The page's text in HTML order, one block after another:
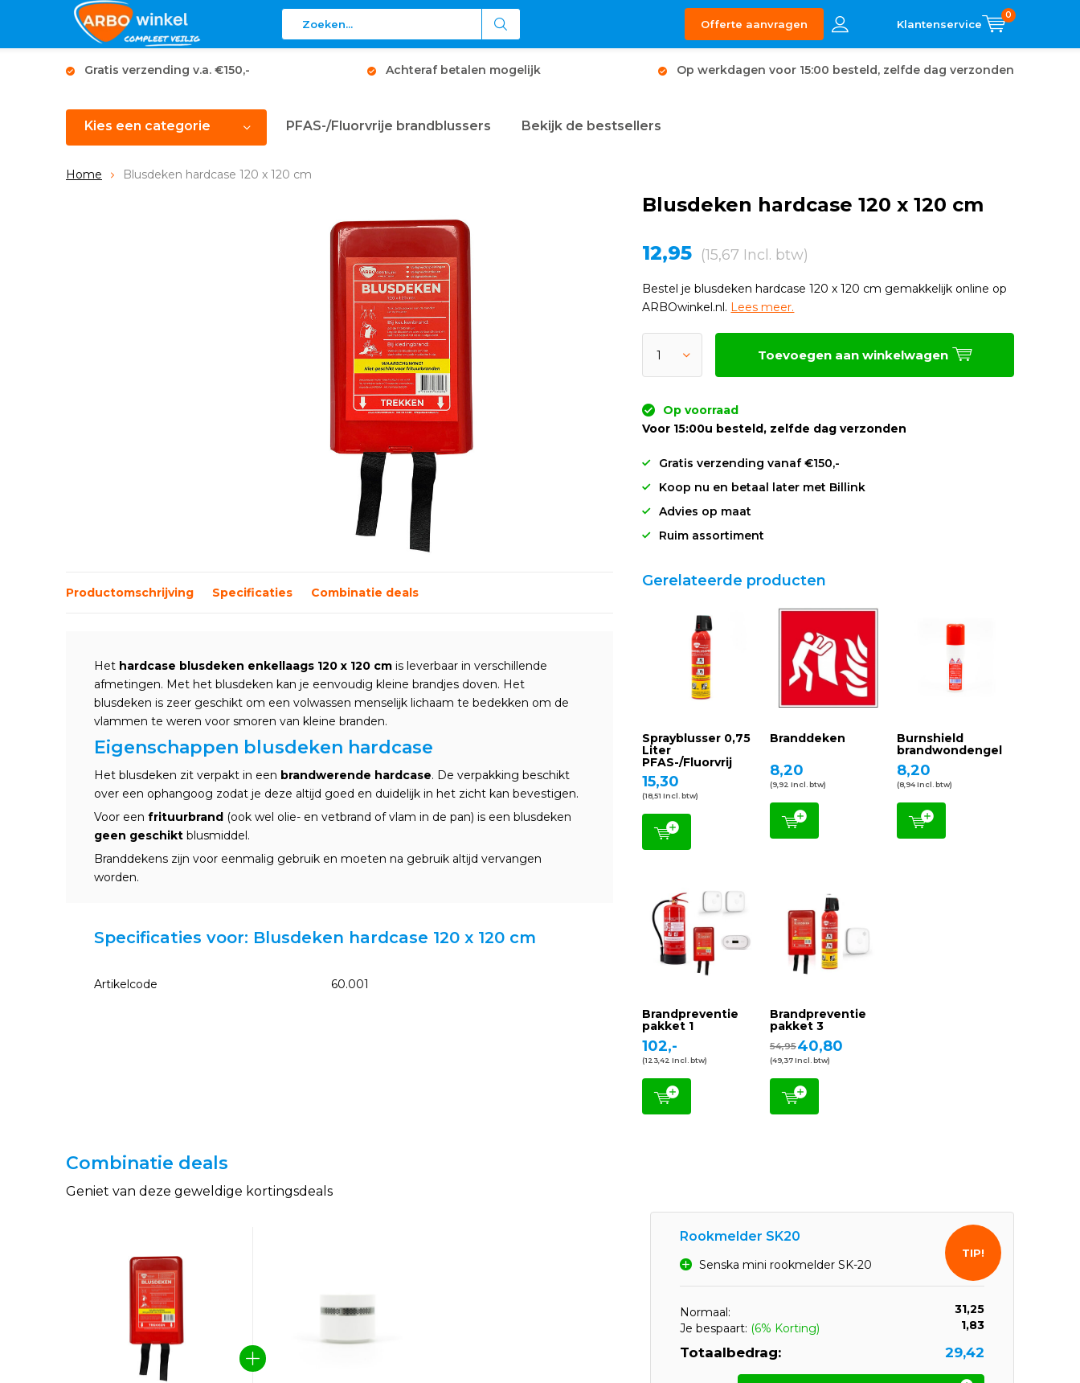
Offerte aanvragen
0
Gratis verzending v.a. €150,- Achteraf betalen mogelijk Op werkdagen voor 15:00 besteld, zelfde dag verzonden
Kies een categorie PFAS-/Fluorvrije brandblussers Bekijk de bestsellers
Home Blusdeken hardcase 120 x 120 cm
Blusdeken hardcase 120 x 120 cm
12,95 (15,67 Incl. btw)
Bestel je blusdeken hardcase 120 x 120 cm gemakkelijk online op
ARBOwinkel.nl. Lees meer.
Toevoegen aan winkelwagen
Op voorraad
Voor 15:00u besteld, zelfde dag verzonden
Gratis verzending vanaf €150,-
Koop nu en betaal later met Billink
Advies op maat
Ruim assortiment
Productomschrijving Specificaties Combinatie deals
Het hardcase blusdeken enkellaags 120 x 120 cm is leverbaar in verschillende
afmetingen. Met het blusdeken kan je eenvoudig kleine brandjes doven. Het
blusdeken is zeer geschikt om een volwassen menselijk lichaam te bedekken om de
vlammen te weren voor smoren van kleine branden.
Eigenschappen blusdeken hardcase
Het blusdeken zit verpakt in een brandwerende hardcase. De verpakking beschikt
over een ophangoog zodat je deze altijd goed en duidelijk in het zicht kan bevestigen.
Voor een frituurbrand (ook wel olie- en vetbrand of vlam in de pan) is een blusdeken
geen geschikt blusmiddel.
Branddekens zijn voor eenmalig gebruik en moeten na gebruik altijd vervangen
worden.
Specificaties voor: Blusdeken hardcase 120 x 120 cm
Artikelcode 60.001
Gerelateerde producten
Sprayblusser 0,75
Liter
PFAS-/Fluorvrij
15,30
(18,51 Incl. btw)
Branddeken
8,20
(9,92 Incl. btw)
Burnshield
brandwondengel
8,20
(8,94 Incl. btw)
Brandpreventie
pakket 1
102,-
(123,42 Incl. btw)
Brandpreventie
pakket 3
54,9540,80
(49,37 Incl. btw)
Combinatie deals
Geniet van deze geweldige kortingsdeals
Rookmelder SK20
Senska mini rookmelder SK-20
Normaal:
31,25
Je bespaart: (6% Korting) 1,83
Totaalbedrag: 29,42
TIP!